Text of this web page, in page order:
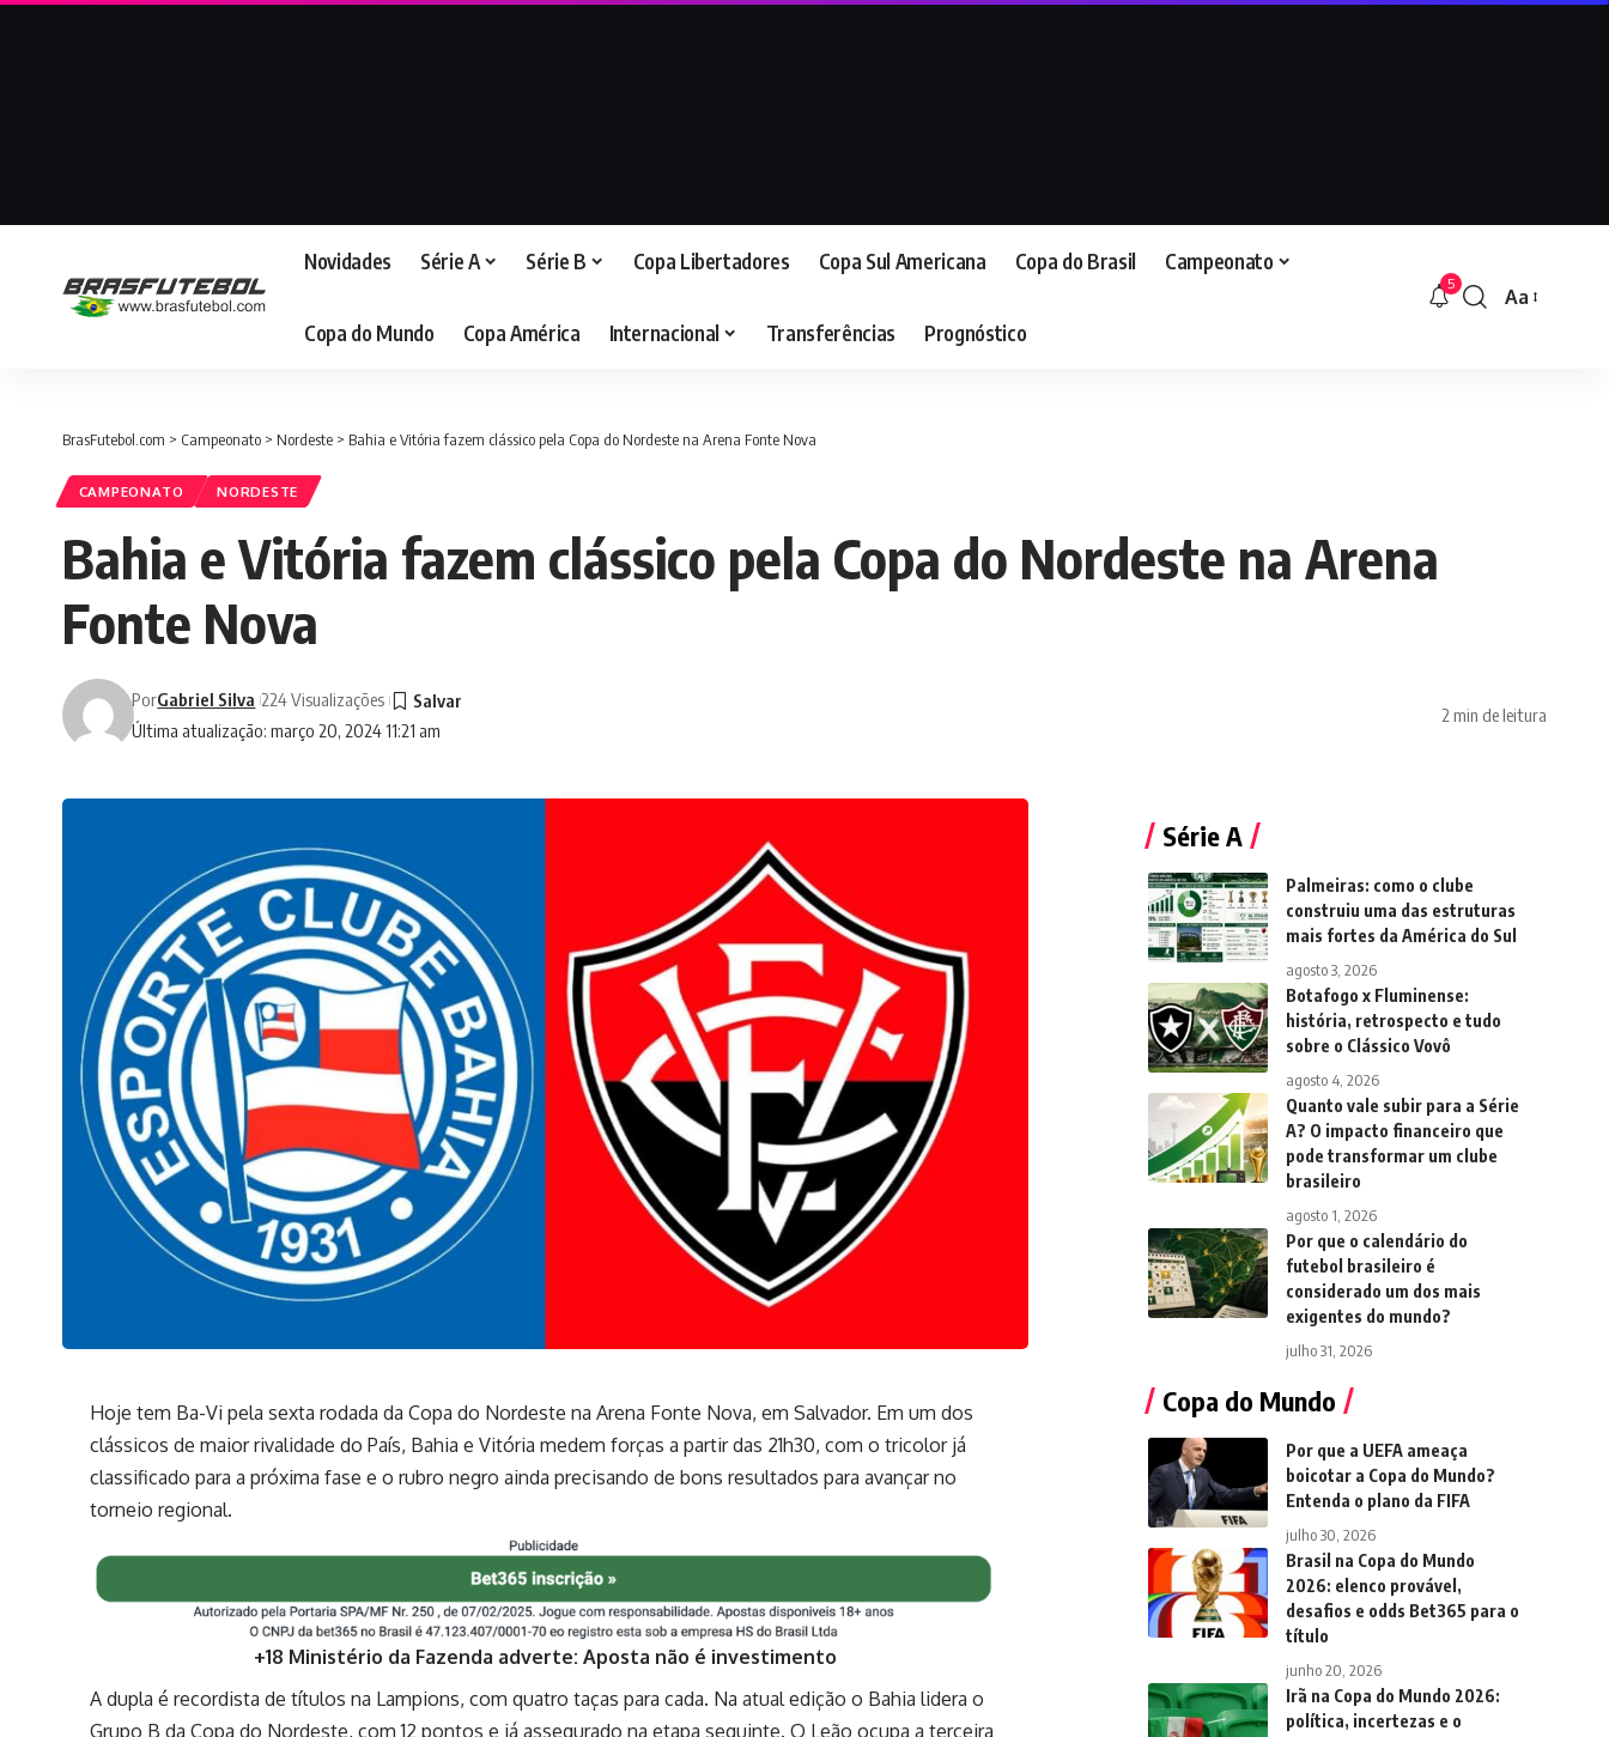
Novidades Série A Série B Copa Libertadores Copa Sul Americana Copa do Brasil Campeonato
Copa do Mundo Copa América Internacional Transferências Prognóstico
5
Aa
BrasFutebol.com > Campeonato > Nordeste > Bahia e Vitória fazem clássico pela Copa do Nordeste na Arena Fonte Nova
CAMPEONATO NORDESTE
Bahia e Vitória fazem clássico pela Copa do Nordeste na Arena
Fonte Nova
Última atualização: março 20, 2024 11:21 am
PorGabriel Silva 224 Visualizações
2 min de leitura
Hoje tem Ba-Vi pela sexta rodada da Copa do Nordeste na Arena Fonte Nova, em Salvador. Em um dos
clássicos de maior rivalidade do País, Bahia e Vitória medem forças a partir das 21h30, com o tricolor já
classificado para a próxima fase e o rubro negro ainda precisando de bons resultados para avançar no
torneio regional.
+18 Ministério da Fazenda adverte: Aposta não é investimento
A dupla é recordista de títulos na Lampions, com quatro taças para cada. Na atual edição o Bahia lidera o
Grupo B da Copa do Nordeste, com 12 pontos e já assegurado na etapa seguinte. O Leão ocupa a terceira
Série A
Palmeiras: como o clube
construiu uma das estruturas
mais fortes da América do Sul
agosto 3, 2026
Botafogo x Fluminense:
história, retrospecto e tudo
sobre o Clássico Vovô
agosto 4, 2026
Quanto vale subir para a Série
A? O impacto financeiro que
pode transformar um clube
brasileiro
agosto 1, 2026
Por que o calendário do
futebol brasileiro é
considerado um dos mais
exigentes do mundo?
julho 31, 2026
Copa do Mundo
Por que a UEFA ameaça
boicotar a Copa do Mundo?
Entenda o plano da FIFA
julho 30, 2026
Brasil na Copa do Mundo
2026: elenco provável,
desafios e odds Bet365 para o
título
junho 20, 2026
Irã na Copa do Mundo 2026:
política, incertezas e o